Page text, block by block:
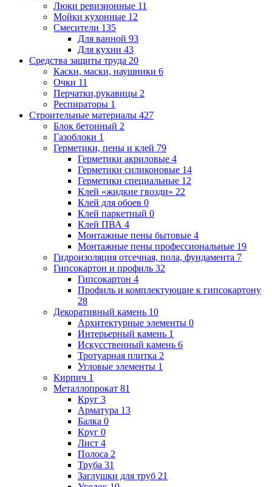
Люки ревизионные 11
Мойки кухонные 12
Смесители 135
Для ванной 93
Для кухни 43
Средства защиты труда 20
Каски, маски, наушники 6
Очки 11
Перчатки,рукавицы 2
Респираторы 1
Строительные материалы 427
Блок бетонный 2
Газоблоки 1
Герметики, пены и клей 79
Герметики акриловые 4
Герметики силиконовые 14
Герметики специальные 12
Клей «жидкие гвозди» 22
Клей для обоев 0
Клей паркетный 0
Клей ПВА 4
Монтажные пены бытовые 4
Монтажные пены профессиональные 19
Гидроизоляция отсечная, пола, фундамента 7
Гипсокартон и профиль 32
Гипсокартон 4
Профиль и комплектующие к гипсокартону
28
Декоративный камень 10
Архитектурные элементы 0
Интерьерный камень 1
Искусственный камень 6
Тротуарная плитка 2
Угловые элементы 1
Кирпич 1
Металлопрокат 81
Круг 3
Арматура 13
Балка 0
Круг 0
Лист 4
Полоса 2
Труба 31
Заглушки для труб 21